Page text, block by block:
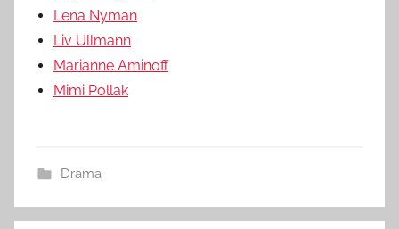
Lena Nyman
Liv Ullmann
Marianne Aminoff
Mimi Pollak
Drama